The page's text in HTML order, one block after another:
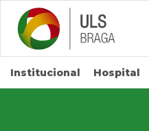
Saltar para conteúdo
Institucional Hospital